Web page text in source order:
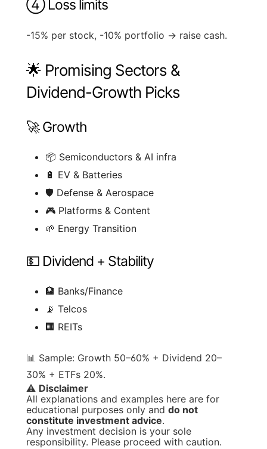
④ Loss limits
-15% per stock, -10% portfolio → raise cash.
🌟 Promising Sectors &
Dividend-Growth Picks
🚀 Growth
📦 Semiconductors & AI infra
🔋 EV & Batteries
🛡 Defense & Aerospace
🎮 Platforms & Content
🌱 Energy Transition
💵 Dividend + Stability
🏦 Banks/Finance
📡 Telcos
🏢 REITs
📊 Sample: Growth 50–60% + Dividend 20–
30% + ETFs 20%.
⚠️ Disclaimer
All explanations and examples here are for
educational purposes only and do not
constitute investment advice.
Any investment decision is your sole
responsibility. Please proceed with caution.